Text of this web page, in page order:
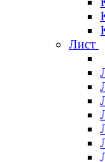
Лист